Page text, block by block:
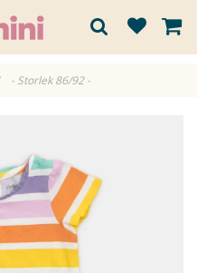
- Storlek 86/92 -